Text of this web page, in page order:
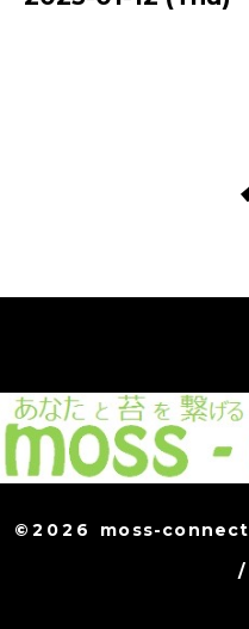
©2026 moss-connect
/